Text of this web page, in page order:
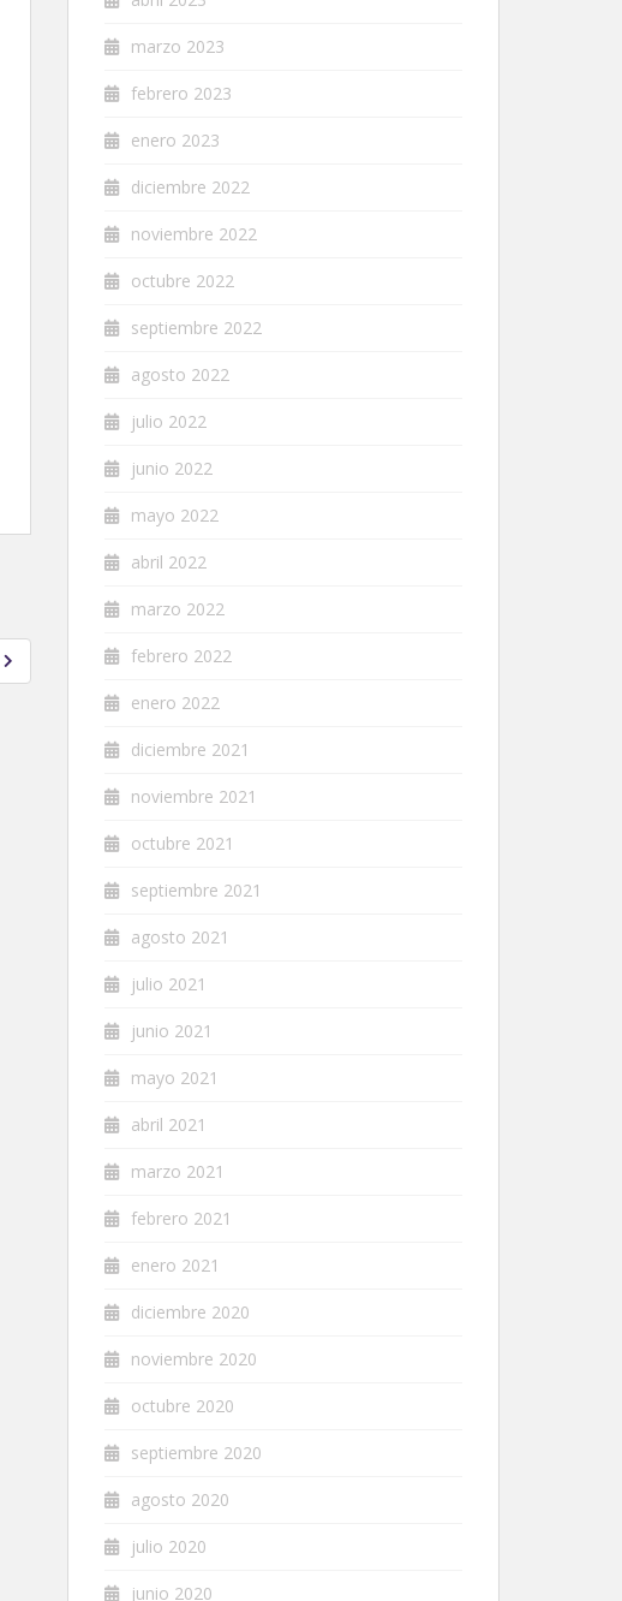
marzo 2023
febrero 2023
enero 2023
diciembre 2022
noviembre 2022
octubre 2022
septiembre 2022
agosto 2022
julio 2022
junio 2022
mayo 2022
abril 2022
marzo 2022
febrero 2022
enero 2022
diciembre 2021
noviembre 2021
octubre 2021
septiembre 2021
agosto 2021
julio 2021
junio 2021
mayo 2021
abril 2021
marzo 2021
febrero 2021
enero 2021
diciembre 2020
noviembre 2020
octubre 2020
septiembre 2020
agosto 2020
julio 2020
junio 2020